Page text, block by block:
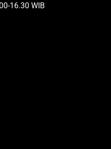
16.30 WIB